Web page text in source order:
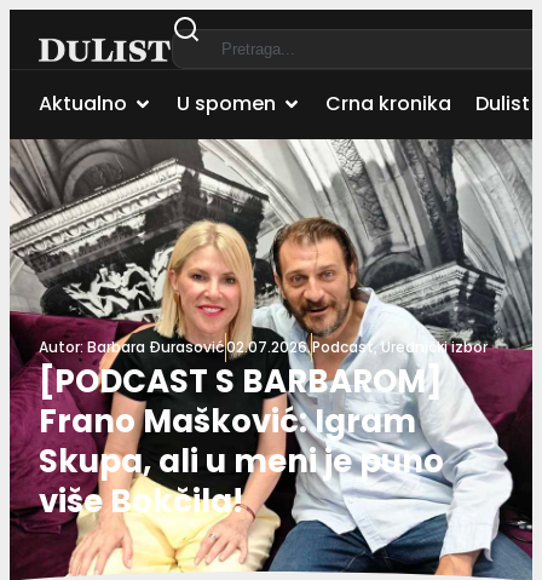
Aktualno U spomen Crna kronika Dulist
Autor:Barbara Đurasović02.07.2026.Podcast,Urednički izbor
[PODCAST S BARBAROM]
Frano Mašković: Igram
Skupa, ali u meni je puno
više Bokčila!